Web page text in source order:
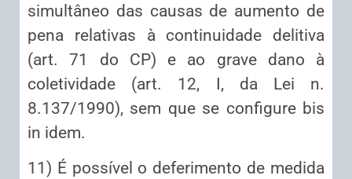
simultâneo das causas de aumento de
pena relativas à continuidade delitiva
(art. 71 do CP) e ao grave dano à
coletividade (art. 12, I, da Lei n.
8.137/1990), sem que se configure bis
in idem.
11) É possível o deferimento de medida